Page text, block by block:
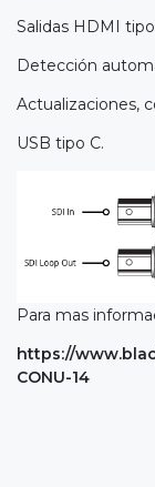
Salidas HDMI
Detección
Actualizaciones,
USB tipo C.
Para mas
https://
CONU-14